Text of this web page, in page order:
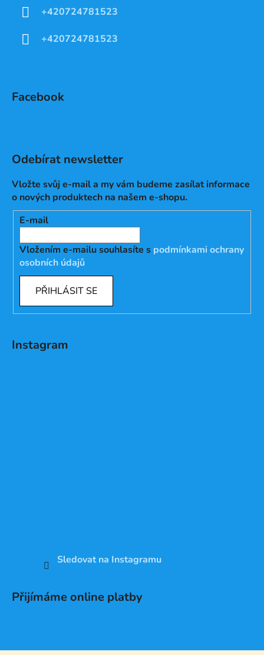
+420724781523
+420724781523
Facebook
Odebírat newsletter
Vložte svůj e-mail a my vám budeme zasílat informace
o nových produktech na našem e-shopu.
E-mail
Vložením e-mailu souhlasíte s podmínkami ochrany
osobních údajů
PŘIHLÁSIT SE
Instagram
Sledovat na Instagramu
Přijímáme online platby